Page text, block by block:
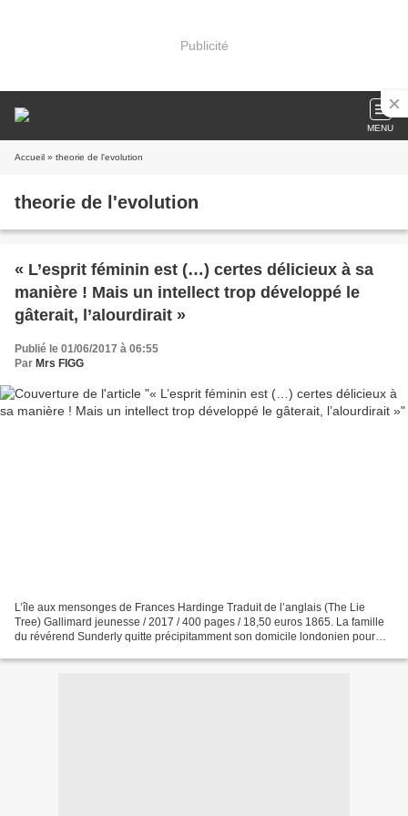
Publicité
MENU
Accueil » theorie de l'evolution
theorie de l'evolution
« L’esprit féminin est (…) certes délicieux à sa
manière ! Mais un intellect trop développé le
gâterait, l’alourdirait »
Publié le 01/06/2017 à 06:55
Par Mrs FIGG
L’île aux mensonges de Frances Hardinge Traduit de l’anglais (The Lie
Tree) Gallimard jeunesse / 2017 / 400 pages / 18,50 euros 1865. La famille
du révérend Sunderly quitte précipitamment son domicile londonien pour